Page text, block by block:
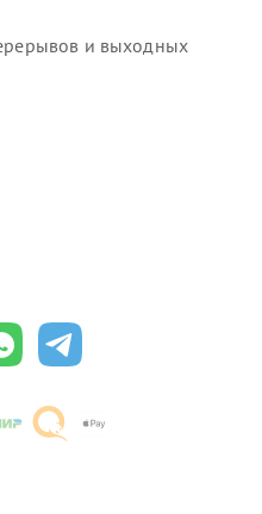
и выходных